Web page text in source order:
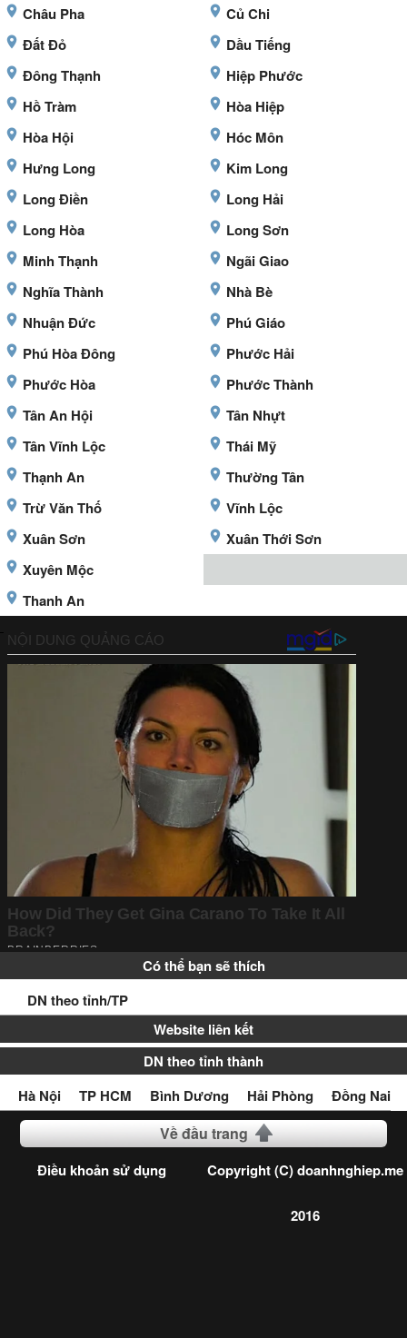
Châu Pha
Củ Chi
Đất Đỏ
Dầu Tiếng
Đông Thạnh
Hiệp Phước
Hồ Tràm
Hòa Hiệp
Hòa Hội
Hóc Môn
Hưng Long
Kim Long
Long Điền
Long Hải
Long Hòa
Long Sơn
Minh Thạnh
Ngãi Giao
Nghĩa Thành
Nhà Bè
Nhuận Đức
Phú Giáo
Phú Hòa Đông
Phước Hải
Phước Hòa
Phước Thành
Tân An Hội
Tân Nhựt
Tân Vĩnh Lộc
Thái Mỹ
Thạnh An
Thường Tân
Trừ Văn Thố
Vĩnh Lộc
Xuân Sơn
Xuân Thới Sơn
Xuyên Mộc
Thanh An
Có thể bạn sẽ thích
DN theo tỉnh/TP
Website liên kết
DN theo tỉnh thành
Hà Nội
TP HCM Bình Dương Hải Phòng Đồng Nai
Về đầu trang
Điều khoản sử dụng Copyright (C) doanhnghiep.me
2016